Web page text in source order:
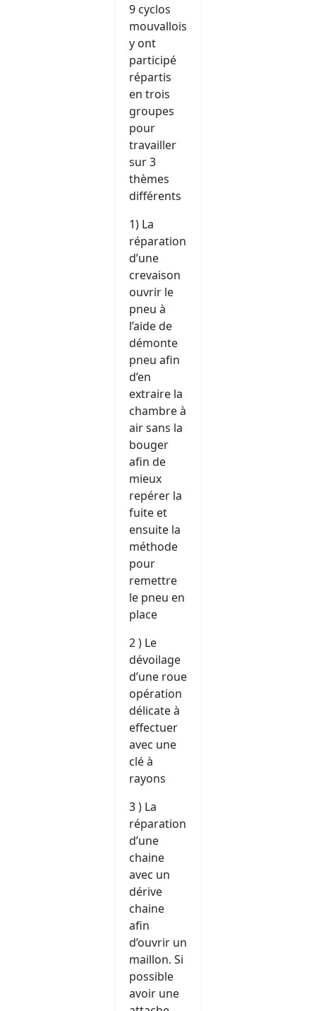
9 cyclos
mouvallois
y ont
participé
répartis
en trois
groupes
pour
travailler
sur 3
thèmes
différents
1) La
réparation
d’une
crevaison
ouvrir le
pneu à
l’aide de
démonte
pneu afin
d’en
extraire la
chambre à
air sans la
bouger
afin de
mieux
repérer la
fuite et
ensuite la
méthode
pour
remettre
le pneu en
place
2 ) Le
dévoilage
d’une roue
opération
délicate à
effectuer
avec une
clé à
rayons
3 ) La
réparation
d’une
chaine
avec un
dérive
chaine
afin
d’ouvrir un
maillon. Si
possible
avoir une